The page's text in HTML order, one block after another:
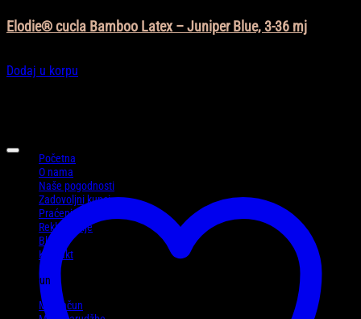
Elodie® cucla Bamboo Latex – Juniper Blue, 3-36 mj
Dodaj u korpu
Početna
O nama
Naše pogodnosti
Zadovoljni kupci
Praćenje pošiljke
Reklamacije
Blog
Kontakt
Moj račun
Moj račun